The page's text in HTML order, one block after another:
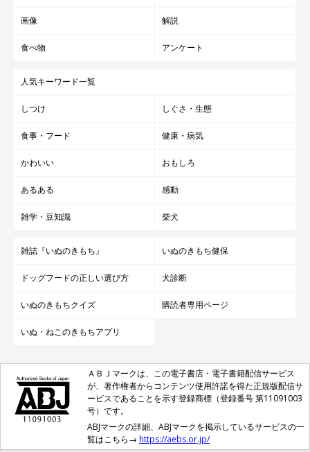
画像 解説
食べ物 アンケート
人気キーワード一覧
しつけ しぐさ・生態
食事・フード 健康・病気
かわいい おもしろ
あるある 感動
雑学・豆知識 柴犬
雑誌『いぬのきもち』 いぬのきもち健保
ドッグフードの正しい選び方 犬診断
いぬのきもちクイズ 購読者専用ページ
いぬ・ねこのきもちアプリ
ＡＢＪマークは、この電子書店・電子書籍配信サービス
が、著作権者からコンテンツ使用許諾を得た正規版配信サ
ービスであることを示す登録商標（登録番号 第11091003
号）です。
ABJマークの詳細、ABJマークを掲示しているサービスの一
覧はこちら→ https://aebs.or.jp/